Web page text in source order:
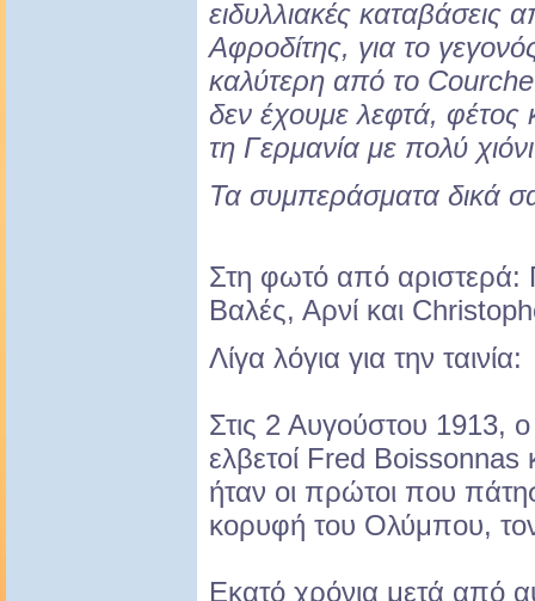
ειδυλλιακές καταβάσεις
Αφροδίτης, για το
καλύτερη από το
δεν έχουμε λεφτά,
τη Γερμανία με πολύ
Τα συμπεράσματα δικά
Στη φωτό από αριστερά:
Βαλές, Αρνί και
Λίγα λόγια για την ταινία:
Στις 2 Αυγούστου 1913,
ελβετοί Fred Boissonnas
ήταν οι πρώτοι που
κορυφή του Ολύμπου,
Εκατό χρόνια μετά από